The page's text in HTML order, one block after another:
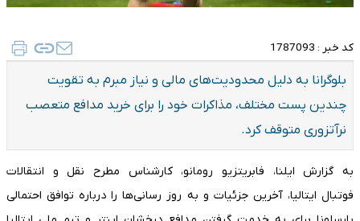
کد خبر : 1787093
بلوگرانا به دلیل محدودیت‌های مالی و نیاز مبرم به تقویت
چندین پست مختلف، مذاکرات خود را برای خرید مدافع متعصب
نرآتزوری متوقف کرد.
به گزارش ایلنا، فابریتزیو رومانو، کارشناس مطرح نقل و انتقالات
فوتبال ایتالیا، آخرین جزئیات و به روز رسانی‌ها را درباره توافق احتمالی